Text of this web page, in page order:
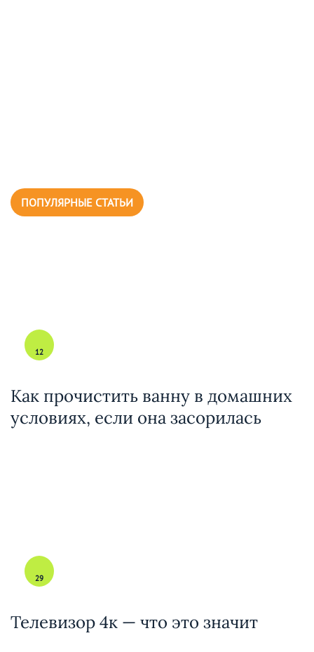
ПОПУЛЯРНЫЕ СТАТЬИ
12
Как прочистить ванну в домашних
условиях, если она засорилась
29
Телевизор 4к — что это значит